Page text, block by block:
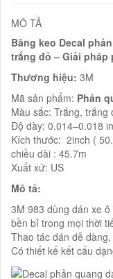
MÔ TẢ
Băng keo Decal
trắng đỏ – Giải
Thương hiệu: 3M
Mã sản phẩm: Phản
Màu sắc: Trắng, trắng
Độ dày: 0.014–0.018
Kích thước: 2inch (
chiều dài : 45.7m
Xuất xứ: US
Mô tả:
3M 983 dùng dán xe
bền bỉ trong mọi thời
Thao tác dán dễ
Có thiết kế kết cấu